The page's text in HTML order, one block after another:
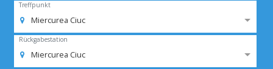
Treffpunkt
Miercurea Ciuc
Rückgabestation
Miercurea Ciuc